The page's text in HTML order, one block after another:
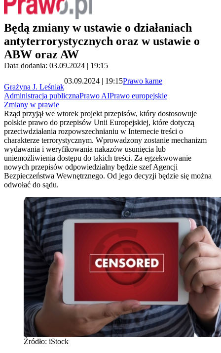
Będą zmiany w ustawie o działaniach
antyterrorystycznych oraz w ustawie o
ABW oraz AW
Data dodania: 03.09.2024 | 19:15
Grażyna J. Leśniak
03.09.2024 | 19:15Prawo karne
Administracja publicznaPrawo AIPrawo europejskie
Zmiany w prawie
Rząd przyjął we wtorek projekt przepisów, który dostosowuje
polskie prawo do przepisów Unii Europejskiej, które dotyczą
przeciwdziałania rozpowszechnianiu w Internecie treści o
charakterze terrorystycznym. Wprowadzony zostanie mechanizm
wydawania i weryfikowania nakazów usunięcia lub
uniemożliwienia dostępu do takich treści. Za egzekwowanie
nowych przepisów odpowiedzialny będzie szef Agencji
Bezpieczeństwa Wewnętrznego. Od jego decyzji będzie się można
odwołać do sądu.
Źródło: iStock